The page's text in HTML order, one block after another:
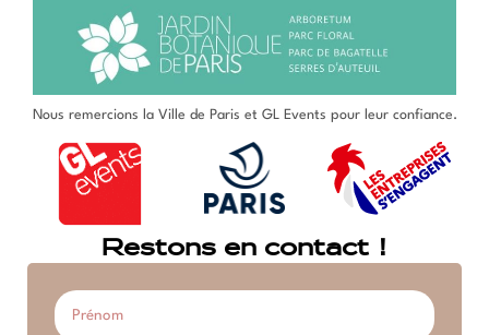
Nous remercions la Ville de Paris et GL Events pour leur confiance.
Restons en contact !